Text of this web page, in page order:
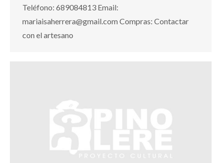
Teléfono: 689084813 Email:
mariaisaherrera@gmail.com Compras: Contactar
con el artesano